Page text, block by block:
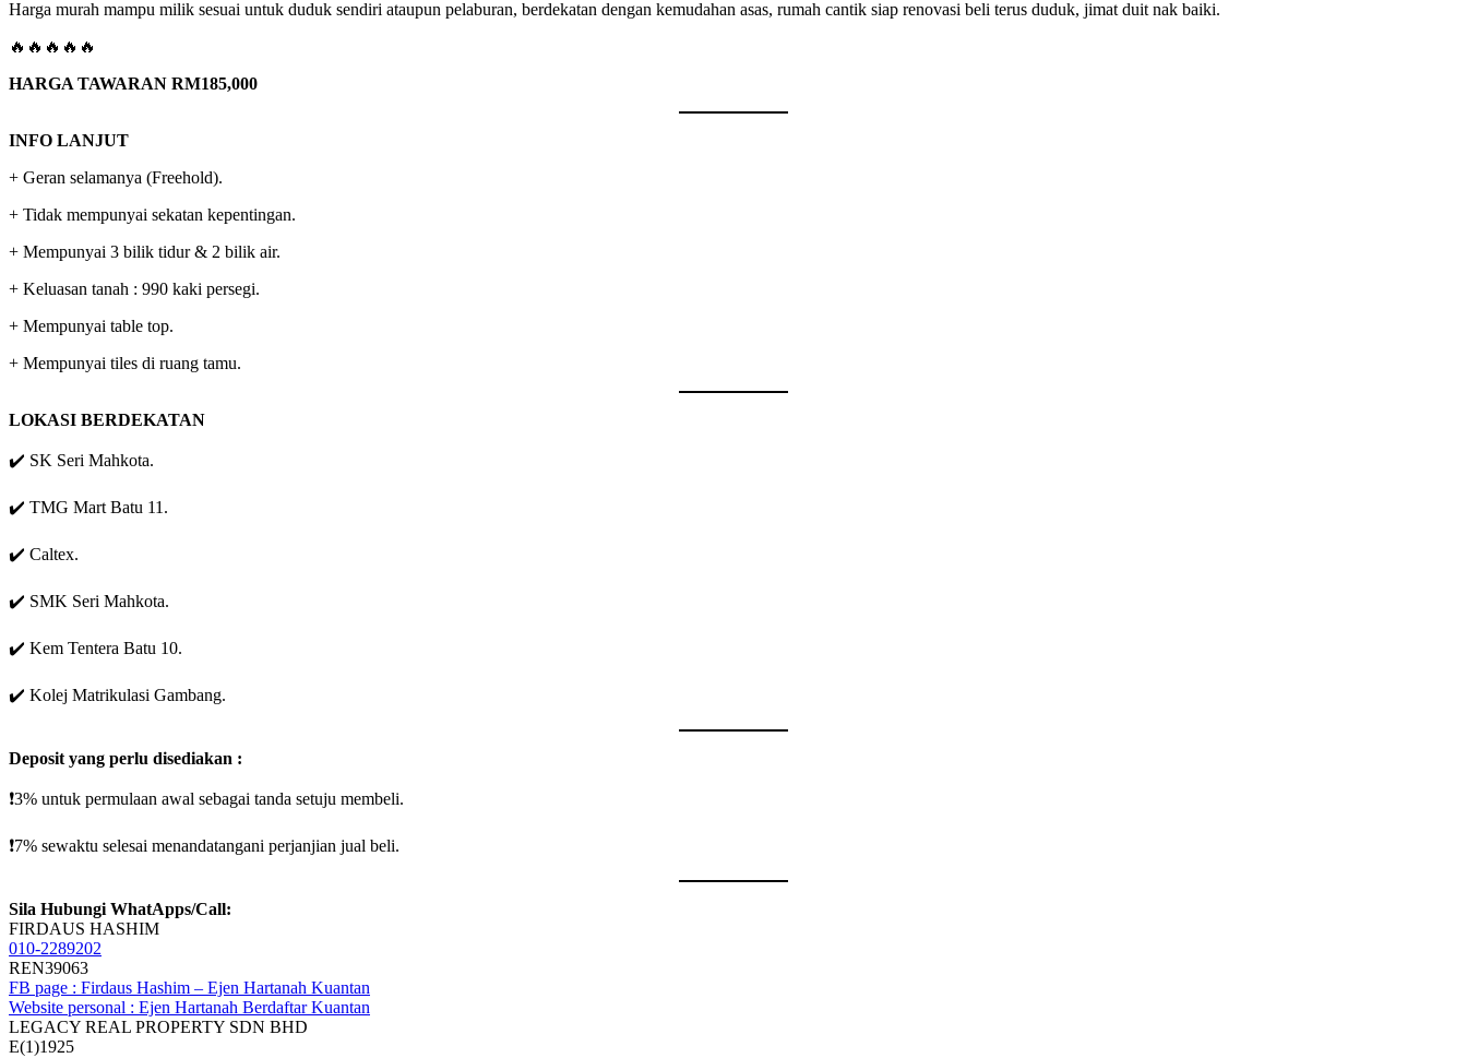
Harga murah mampu milik sesuai untuk duduk sendiri ataupun pelaburan, berdekatan dengan kemudahan asas, rumah cantik siap renovasi beli terus duduk, jimat duit nak baiki.
🔥🔥🔥🔥🔥
HARGA TAWARAN RM185,000
INFO LANJUT
+ Geran selamanya (Freehold).
+ Tidak mempunyai sekatan kepentingan.
+ Mempunyai 3 bilik tidur & 2 bilik air.
+ Keluasan tanah : 990 kaki persegi.
+ Mempunyai table top.
+ Mempunyai tiles di ruang tamu.
LOKASI BERDEKATAN
✔️ SK Seri Mahkota.
✔️ TMG Mart Batu 11.
✔️ Caltex.
✔️ SMK Seri Mahkota.
✔️ Kem Tentera Batu 10.
✔️ Kolej Matrikulasi Gambang.
Deposit yang perlu disediakan :
❗️3% untuk permulaan awal sebagai tanda setuju membeli.
❗️7% sewaktu selesai menandatangani perjanjian jual beli.
Sila Hubungi WhatApps/Call:
FIRDAUS HASHIM
010-2289202
REN39063
FB page : Firdaus Hashim – Ejen Hartanah Kuantan
Website personal : Ejen Hartanah Berdaftar Kuantan
LEGACY REAL PROPERTY SDN BHD
E(1)1925